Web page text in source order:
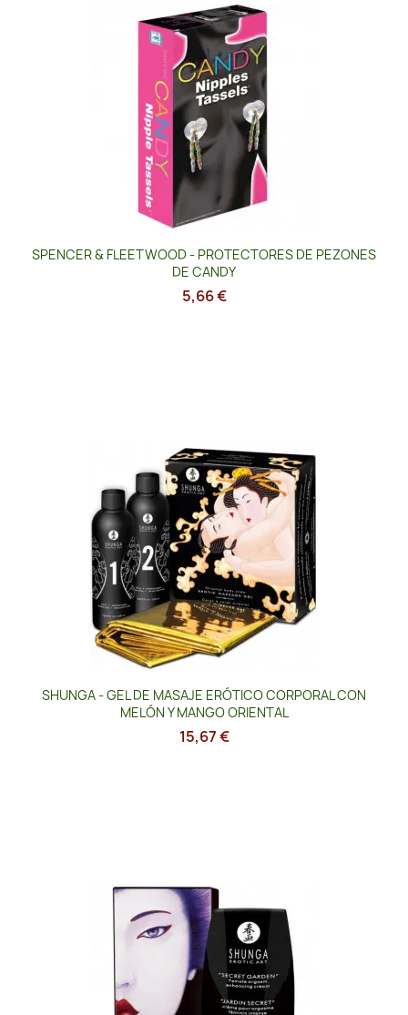
SPENCER & FLEETWOOD - PROTECTORES DE PEZONES
DE CANDY
5,66 €
SHUNGA - GEL DE MASAJE ERÓTICO CORPORAL CON
MELÓN Y MANGO ORIENTAL
15,67 €